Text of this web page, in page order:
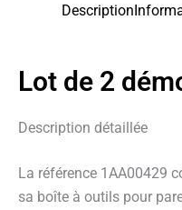
Description
Lot de 2
Description détaillée
La référence 1AA00429
sa boîte à outils pour